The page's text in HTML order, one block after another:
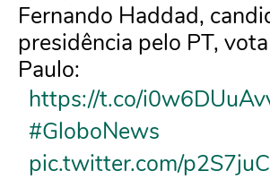
Fernando Haddad,
presidência pelo PT,
Paulo:
https://t.co/
#GloboNews
pic.twitter.com/